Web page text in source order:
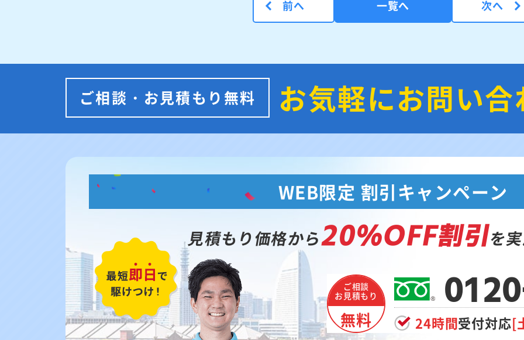
前へ 一覧へ 次へ
ご相談・お見積もり無料 お気軽にお問い
WEB限定 割引キャンペーン
見積もり価格から20%OFF割引を
ご相談
お見積もり
無料 24時間受付対応[